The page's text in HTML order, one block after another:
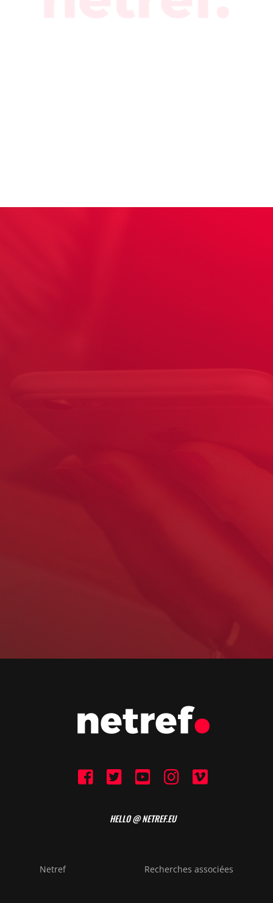
HELLO @ NETREF.EU
Netref Recherches associées